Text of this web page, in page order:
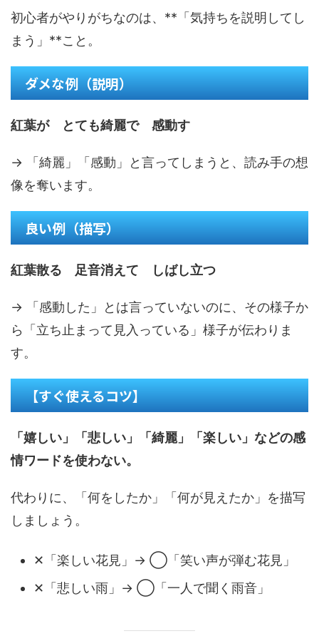
初心者がやりがちなのは、**「気持ちを説明してし
まう」**こと。
ダメな例（説明）
紅葉が とても綺麗で 感動す
→ 「綺麗」「感動」と言ってしまうと、読み手の想
像を奪います。
良い例（描写）
紅葉散る 足音消えて しばし立つ
→ 「感動した」とは言っていないのに、その様子か
ら「立ち止まって見入っている」様子が伝わりま
す。
【すぐ使えるコツ】
「嬉しい」「悲しい」「綺麗」「楽しい」などの感
情ワードを使わない。
代わりに、「何をしたか」「何が見えたか」を描写
しましょう。
✕「楽しい花見」→ ◯「笑い声が弾む花見」
✕「悲しい雨」→ ◯「一人で聞く雨音」